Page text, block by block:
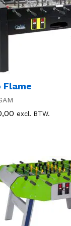
Flame
excl. BTW.